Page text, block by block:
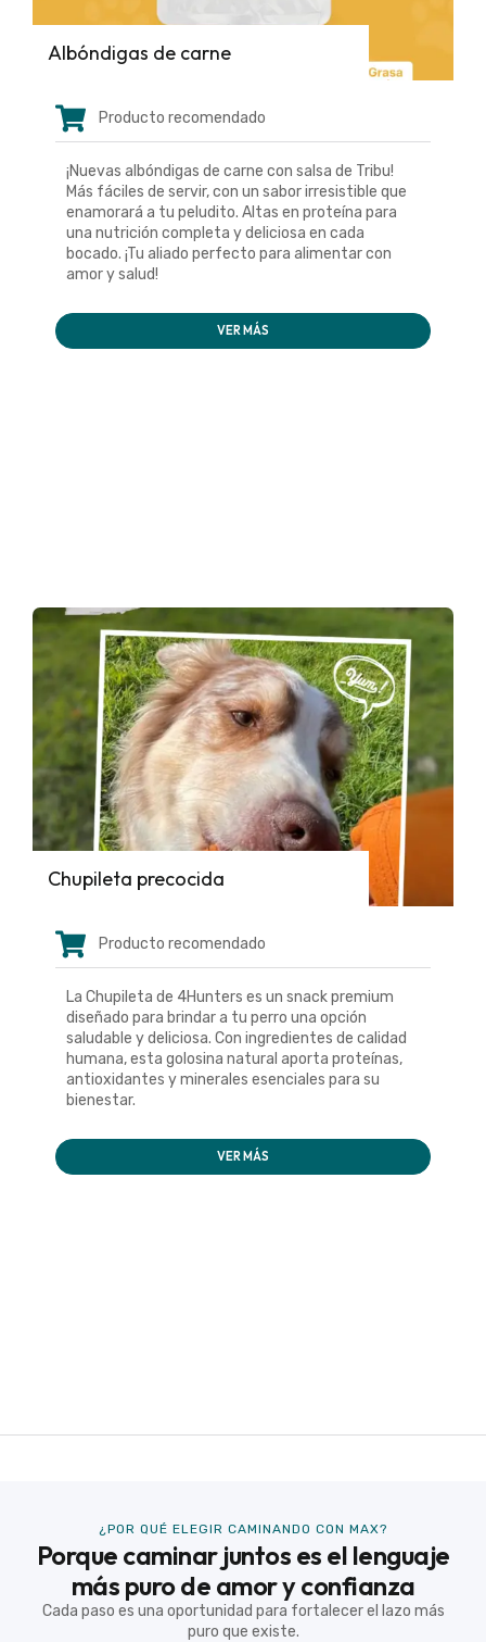
Albóndigas de carne
Producto recomendado
¡Nuevas albóndigas de carne con salsa de Tribu!
Más fáciles de servir, con un sabor irresistible que
enamorará a tu peludito. Altas en proteína para
una nutrición completa y deliciosa en cada
bocado. ¡Tu aliado perfecto para alimentar con
amor y salud!
VER MÁS
Chupileta precocida
Producto recomendado
La Chupileta de 4Hunters es un snack premium
diseñado para brindar a tu perro una opción
saludable y deliciosa. Con ingredientes de calidad
humana, esta golosina natural aporta proteínas,
antioxidantes y minerales esenciales para su
bienestar.
VER MÁS
¿POR QUÉ ELEGIR CAMINANDO CON MAX?
Porque caminar juntos es el lenguaje
más puro de amor y confianza
Cada paso es una oportunidad para fortalecer el lazo más
puro que existe.